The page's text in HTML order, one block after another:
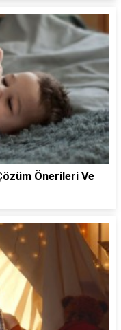
Önerileri Ve